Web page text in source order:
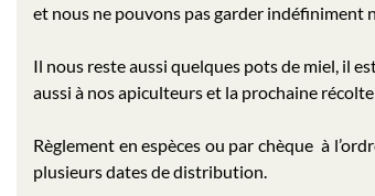
et nous ne pouvons pas garder indéfiniment
Il nous reste aussi quelques pots de miel, il
aussi à nos apiculteurs et la prochaine
Règlement en espèces ou par chèque à
plusieurs dates de distribution.